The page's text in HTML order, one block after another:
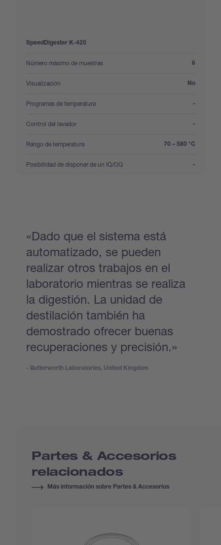
SpeedDigester K-425
Número máximo de muestras
: 6
Visualización
: No
Programas de temperatura
: -
Control del lavador
: -
Rango de temperatura
: 70 – 580 °C
Posibilidad de disponer de un IQ/OQ
: -
«Dado que el sistema está
automatizado, se pueden
realizar otros trabajos en el
laboratorio mientras se realiza
la digestión. La unidad de
destilación también ha
demostrado ofrecer buenas
recuperaciones y precisión.»
- Butterworth Laboratories, United Kingdom
Partes & Accesorios
relacionados
Más información sobre Partes & Accesorios